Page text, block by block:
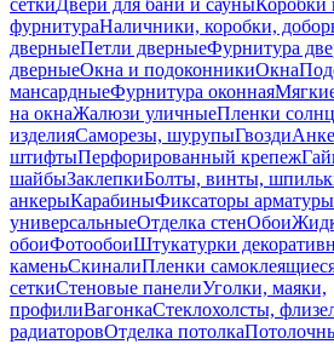
сеткиДвери для бани и сауныКоробки
фурнитураНаличники, коробки,
дверныеПетли дверныеФурнитура
дверныеОкна и подоконникиОкна
мансардныеФурнитура оконная
на окнаЖалюзи уличныеПленки
изделияСаморезы, шурупыГвозди
штифтыПерфорированный крепеж
шайбыЗаклепкиБолты, винты,
анкерыКарабиныФиксаторы арматуры
универсальныеОтделка стенОбои
обоиФотообоиШтукатурки
каменьСкиналиПленки
сеткиСтеновые панелиУголки, маяки,
профилиВагонкаСтеклохолсты,
радиаторовОтделка потолка